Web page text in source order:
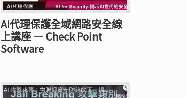
AI代理保護全域網路安全線
上講座 — Check Point
Software